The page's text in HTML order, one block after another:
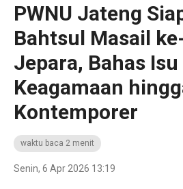
PWNU Jateng
Bahtsul Masail
Jepara, Bahas Isu
Keagamaan
Kontemporer
waktu baca 2 menit
Senin, 6 Apr 2026 13:19